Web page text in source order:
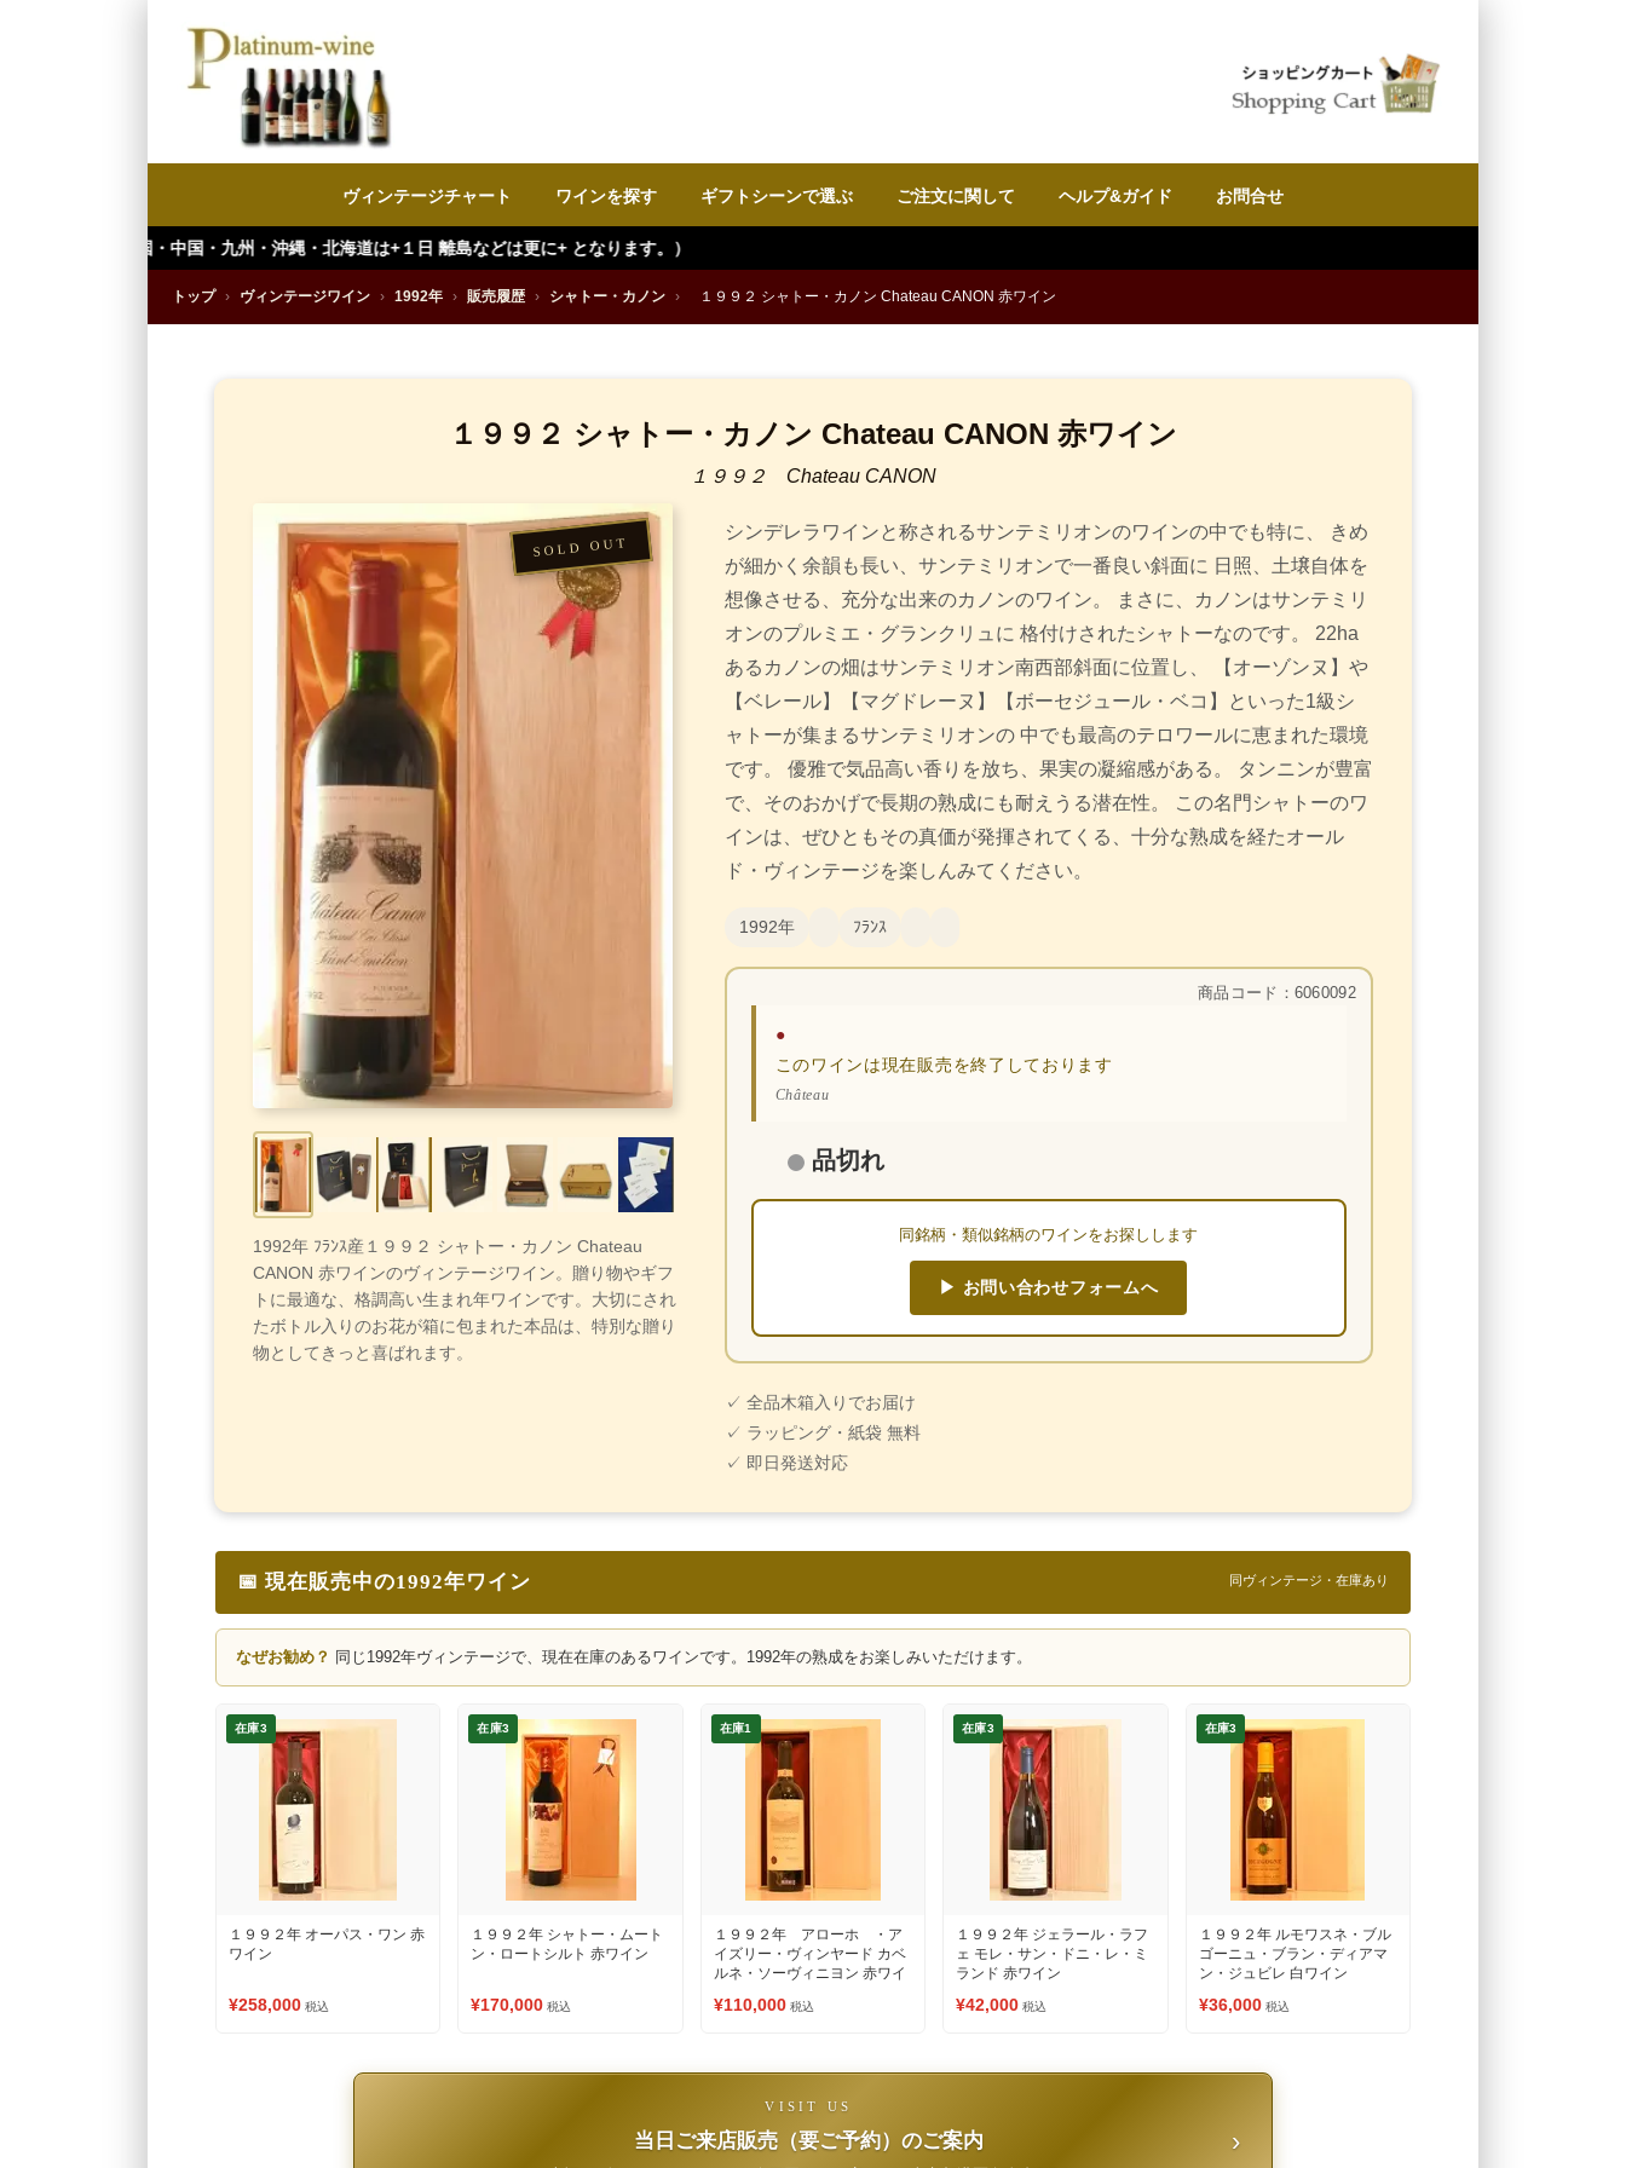
ヴィンテージチャート ワインを探す ギフトシーンで選ぶ ご注文に関して ヘルプ&ガイド お問合せ
州・沖縄・北海道は+１日 離島などは更に+ となります。）
トップ › ヴィンテージワイン › 1992年 › 販売履歴 › シャトー・カノン › １９９２ シャトー・カノン Chateau CANON 赤ワイン
１９９２ シャトー・カノン Chateau CANON 赤ワイン
１９９２ Chateau CANON
1992年 ﾌﾗﾝｽ産１９９２ シャトー・カノン Chateau
CANON 赤ワインのヴィンテージワイン。贈り物やギフ
トに最適な、格調高い生まれ年ワインです。大切にされ
たボトル入りのお花が箱に包まれた本品は、特別な贈り
物としてきっと喜ばれます。
シンデレラワインと称されるサンテミリオンのワインの中でも特に、 きめ
が細かく余韻も長い、サンテミリオンで一番良い斜面に 日照、土壌自体を
想像させる、充分な出来のカノンのワイン。 まさに、カノンはサンテミリ
オンのプルミエ・グランクリュに 格付けされたシャトーなのです。 22ha
あるカノンの畑はサンテミリオン南西部斜面に位置し、 【オーゾンヌ】や
【ベレール】【マグドレーヌ】【ボーセジュール・ベコ】といった1級シ
ャトーが集まるサンテミリオンの 中でも最高のテロワールに恵まれた環境
です。 優雅で気品高い香りを放ち、果実の凝縮感がある。 タンニンが豊富
で、そのおかげで長期の熟成にも耐えうる潜在性。 この名門シャトーのワ
インは、ぜひともその真価が発揮されてくる、十分な熟成を経たオール
ド・ヴィンテージを楽しんみてください。
1992年 ﾌﾗﾝｽ
商品コード：6060092
●
このワインは現在販売を終了しております
Château
品切れ
同銘柄・類似銘柄のワインをお探しします
▶ お問い合わせフォームへ
✓ 全品木箱入りでお届け
✓ ラッピング・紙袋 無料
✓ 即日発送対応
📅 現在販売中の1992年ワイン 同ヴィンテージ・在庫あり
なぜお勧め？ 同じ1992年ヴィンテージで、現在在庫のあるワインです。1992年の熟成をお楽しみいただけます。
在庫3
１９９２年 オーパス・ワン 赤
ワイン
¥258,000 税込
在庫3
１９９２年 シャトー・ムート
ン・ロートシルト 赤ワイン
¥170,000 税込
在庫1
１９９２年 アローホ ・ア
イズリー・ヴィンヤード カベ
ルネ・ソーヴィニヨン 赤ワイ
¥110,000 税込
在庫3
１９９２年 ジェラール・ラフ
ェ モレ・サン・ドニ・レ・ミ
ランド 赤ワイン
¥42,000 税込
在庫3
１９９２年 ルモワスネ・ブル
ゴーニュ・ブラン・ディアマ
ン・ジュビレ 白ワイン
¥36,000 税込
VISIT US
当日ご来店販売（要ご予約）のご案内 ›